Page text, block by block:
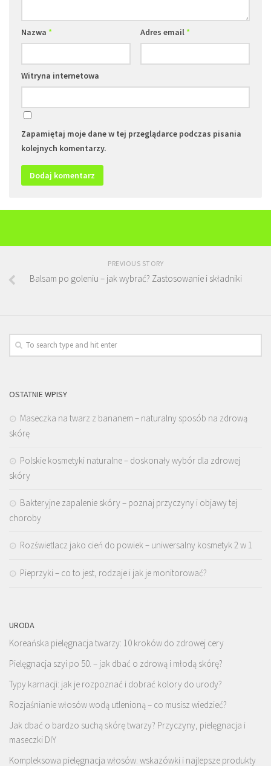
Nazwa * Adres email*
Witryna internetowa
Zapamiętaj moje dane w tej przeglądarce podczas pisania
kolejnych komentarzy.
PREVIOUS STORY
Balsam po goleniu – jak wybrać? Zastosowanie i składniki
OSTATNIE WPISY
Maseczka na twarz z bananem – naturalny sposób na zdrową
skórę
Polskie kosmetyki naturalne – doskonały wybór dla zdrowej
skóry
Bakteryjne zapalenie skóry – poznaj przyczyny i objawy tej
choroby
Rozświetlacz jako cień do powiek – uniwersalny kosmetyk 2 w 1
Pieprzyki – co to jest, rodzaje i jak je monitorować?
URODA
Koreańska pielęgnacja twarzy: 10 kroków do zdrowej cery
Pielęgnacja szyi po 50. – jak dbać o zdrową i młodą skórę?
Typy karnacji: jak je rozpoznać i dobrać kolory do urody?
Rozjaśnianie włosów wodą utlenioną – co musisz wiedzieć?
Jak dbać o bardzo suchą skórę twarzy? Przyczyny, pielęgnacja i
maseczki DIY
Kompleksowa pielęgnacja włosów: wskazówki i najlepsze produkty